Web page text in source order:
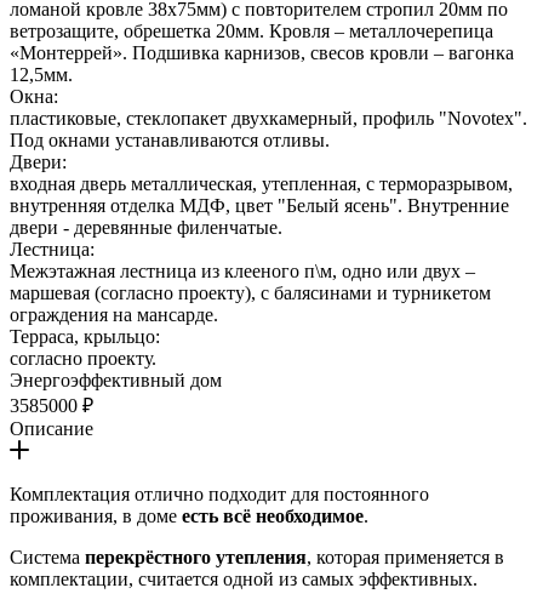
ломаной кровле 38х75мм) с повторителем стропил 20мм по
ветрозащите, обрешетка 20мм. Кровля – металлочерепица
«Монтеррей». Подшивка карнизов, свесов кровли – вагонка
12,5мм.
Окна:
пластиковые, стеклопакет двухкамерный, профиль "Novotex".
Под окнами устанавливаются отливы.
Двери:
входная дверь металлическая, утепленная, с терморазрывом,
внутренняя отделка МДФ, цвет "Белый ясень". Внутренние
двери - деревянные филенчатые.
Лестница:
Межэтажная лестница из клееного п\м, одно или двух –
маршевая (согласно проекту), с балясинами и турникетом
ограждения на мансарде.
Терраса, крыльцо:
согласно проекту.
Энергоэффективный дом
3585000 ₽
Описание
Комплектация отлично подходит для постоянного
проживания, в доме есть всё необходимое.
Система перекрёстного утепления, которая применяется в
комплектации, считается одной из самых эффективных.